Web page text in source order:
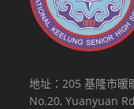
地址：205 基隆市暖
No.20, Yuanyuan